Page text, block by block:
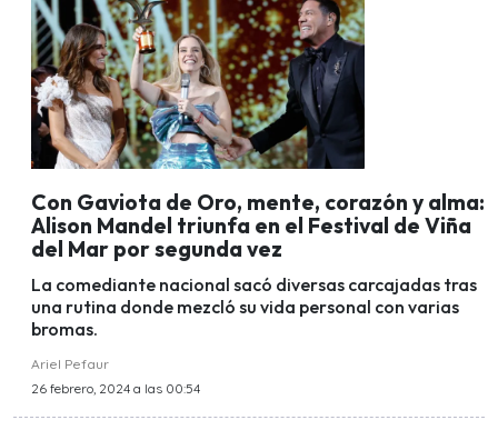
Con Gaviota de Oro, mente, corazón y alma:
Alison Mandel triunfa en el Festival de Viña
del Mar por segunda vez
La comediante nacional sacó diversas carcajadas tras
una rutina donde mezcló su vida personal con varias
bromas.
Ariel Pefaur
26 febrero, 2024 a las 00:54